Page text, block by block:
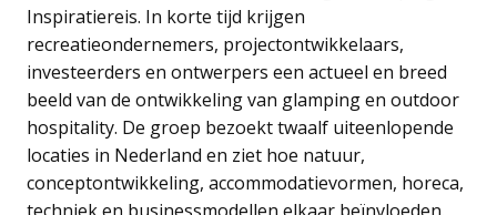
Inspiratiereis. In korte tijd krijgen
recreatieondernemers, projectontwikkelaars,
investeerders en ontwerpers een actueel en breed
beeld van de ontwikkeling van glamping en outdoor
hospitality. De groep bezoekt twaalf uiteenlopende
locaties in Nederland en ziet hoe natuur,
conceptontwikkeling, accommodatievormen, horeca,